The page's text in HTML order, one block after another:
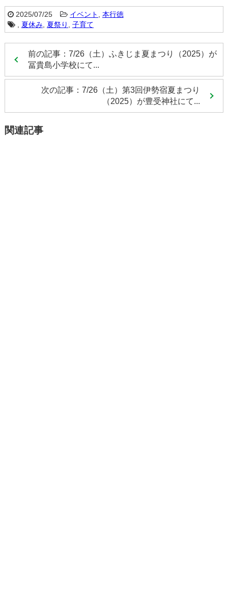
2025/07/25 イベント
本行徳
, 夏休み, 夏祭り 子育て
前の記事：7/26（土）ふきじま夏まつり（2025）が
冨貴島小学校にて...
次の記事：7/26（土）第3回伊勢宿夏まつり
（2025）が豊受神社にて...
関連記事